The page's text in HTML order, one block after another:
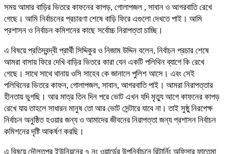
সময় আমার বাড়ির ভিতরে কাফনের কাপড়, গোলাপজল , সাবান ও আগরবাতি রেখে
গেছে। আমি নির্বাচনের প্রচারণা শেষে বাড়ি ফিরে এগুলো দেখতে পাই। আমি
প্রশাসন ও নির্বাচন কমিশনের কাছে সর্বোচ্চ নিরাপত্তা চাচ্ছি।
এ বিষয়ে প্রতিদ্বন্দ্বী প্রার্থী সিদ্দিকুর ও নিজাম উদ্দিন বলেন, নির্বাচন প্রচার শেষে
আমরা বাসায় ফিরে দেখি বাড়ির ভিতরে কারা যেন একটি পলিথিন ব্যাগে কি রেখে
গেছে। সাথে সাথে থানায় ওসি সাহেব কে জানালে পুলিশ আসে। এবং সেই
পলিথিনের ভিতরে কাফন, গোলাপজল, সাবান, আগরবাতি পাই। আমরা নিরাপত্তার
হীনতায় ভুগছি। আর মাত্র তিন দিন পরে ভোট এখন যদি মৃত্যু আগে কাফনের কাপড়
রেখে যায় তাহলে সাধারন মানুষ তো আর ভোট সেন্টারে যাবে না। তাই সুষ্ঠু নিরপেক্ষ
নির্বাচন অনুষ্ঠিত হওয়ার জন্য ও আমাদের জীবনের নিরাপত্তা জন্য প্রশাসন নির্বাচন
কমিশনের দৃষ্টি আকর্ষণ করছি।
এ বিষয়ে দৌলতপুর ইউনিয়নের ৭ নং ওয়ার্ডের উপনির্বাচনে রিটার্নিং অফিসার ফাতেমা